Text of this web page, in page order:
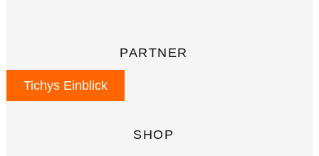
PARTNER
Tichys Einblick
SHOP